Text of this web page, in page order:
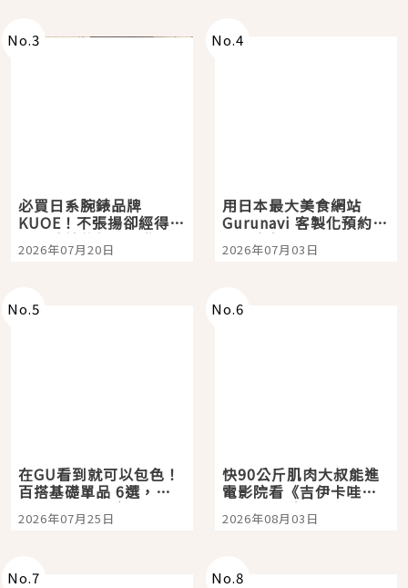
No.3
必買日系腕錶品牌
KUOE！不張揚卻經得起
時間洗鍊的經典之作五
選
2026年07月20日
No.4
用日本最大美食網站
Gurunavi 客製化預約九
大都市餐廳，打造專屬
美食體驗！
2026年07月03日
No.5
在GU看到就可以包色！
百搭基礎單品 6選，閉
眼全收也不心疼
2026年07月25日
No.6
快90公斤肌肉大叔能進
電影院看《吉伊卡哇》
嗎？日本重金屬樂團
「打首」會長與nagano
2026年08月03日
No.7 No.8